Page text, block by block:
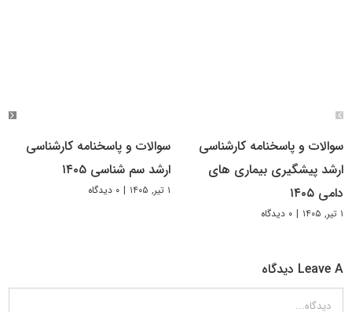
سوالات و پاسخنامه کارشناسی
ارشد پیشگیری بیماری های
دامی ۱۴۰۵
۱ تیر, ۱۴۰۵ | ۰ دیدگاه
سوالات و پاسخنامه کارشناسی
ارشد سم شناسی ۱۴۰۵
۱ تیر, ۱۴۰۵ | ۰ دیدگاه
Leave A دیدگاه
دیدگاه